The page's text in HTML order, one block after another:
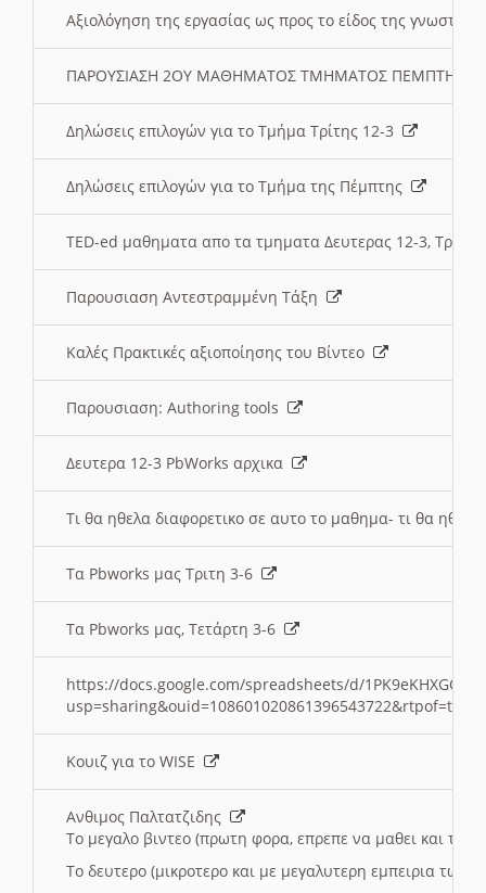
Αξιολόγηση της εργασίας ως προς το είδος της
ΠΑΡΟΥΣΙΑΣΗ 2ΟΥ ΜΑΘΗΜΑΤΟΣ ΤΜΗΜΑΤΟΣ
Δηλώσεις επιλογών για το Τμήμα Τρίτης 12-3
Δηλώσεις επιλογών για το Τμήμα της Πέμπτης
TED-ed μαθηματα απο τα τμηματα Δευτερας 12-3,
Παρουσιαση Αντεστραμμένη Τάξη
Καλές Πρακτικές αξιοποίησης του Βίντεο
Παρουσιαση: Authoring tools
Δευτερα 12-3 PbWorks αρχικα
Τι θα ηθελα διαφορετικο σε αυτο το μαθημα- τι θα
Τα Pbworks μας Τριτη 3-6
Τα Pbworks μας, Τετάρτη 3-6
https://docs.google.com/spreadsheets/d/
Κουιζ για το WISE
Ανθιμος Παλτατζιδης
Το μεγαλο βιντεο (πρωτη φορα, επρεπε να μαθει και το
Το δευτερο (μικροτερο και με μεγαλυτερη εμπειρια